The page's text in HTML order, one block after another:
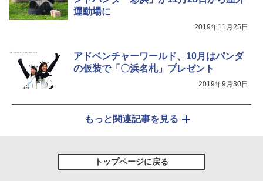
運動場に
2019年11月25日
アドベンチャーワールド、10月はパンダ
の仮装で「〇浜名札」プレゼント
2019年9月30日
もっと関連記事を見る
トップページに戻る